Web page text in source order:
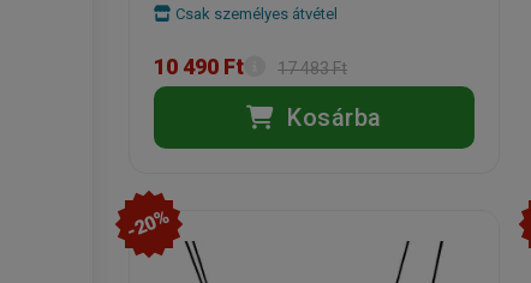
Csak személyes átvétel
10 490 Ft 17 483 Ft
Kosárba
-20%